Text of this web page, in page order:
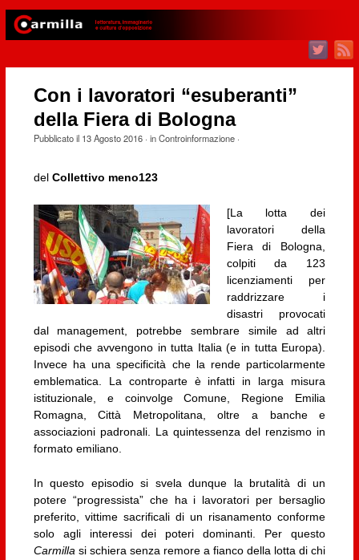
Con i lavoratori “esuberanti”
della Fiera di Bologna
Pubblicato il 13 Agosto 2016· inControinformazione·
del Collettivo meno123
[La lotta dei
lavoratori della
Fiera di Bologna,
colpiti da 123
licenziamenti per
raddrizzare i
disastri provocati
dal management, potrebbe sembrare simile ad altri
episodi che avvengono in tutta Italia (e in tutta Europa).
Invece ha una specificità che la rende particolarmente
emblematica. La controparte è infatti in larga misura
istituzionale, e coinvolge Comune, Regione Emilia
Romagna, Città Metropolitana, oltre a banche e
associazioni padronali. La quintessenza del renzismo in
formato emiliano.
In questo episodio si svela dunque la brutalità di un
potere “progressista” che ha i lavoratori per bersaglio
preferito, vittime sacrificali di un risanamento conforme
solo agli interessi dei poteri dominanti. Per questo
Carmilla si schiera senza remore a fianco della lotta di chi